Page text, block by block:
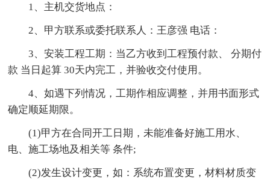
1、主机交货地点：
2、甲方联系或委托联系人：王彦强 电话：
3、安装工程工期：当乙方收到工程预付款、 分期付
款 当日起算 30天内完工，并验收交付使用。
4、如遇下列情况，工期作相应调整，并用书面形式
确定顺延期限。
(1)甲方在合同开工日期，未能准备好施工用水、
电、施工场地及相关等 条件;
(2)发生设计变更，如：系统布置变更，材料材质变